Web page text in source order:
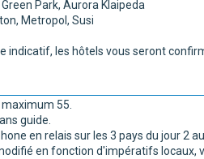
Park, Aurora Klaipeda
Metropol, Susi
indicatif, les hôtels vous seront
55.
guide.
en relais sur les 3 pays du jour 2
en fonction d'impératifs locaux,